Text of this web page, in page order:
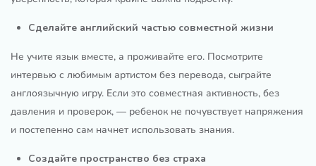
Сделайте английский частью совместной жизни
Не учите язык вместе, а проживайте его. Посмотрите
интервью с любимым артистом без перевода, сыграйте
англоязычную игру. Если это совместная активность, без
давления и проверок, — ребенок не почувствует напряжения
и постепенно сам начнет использовать знания.
Создайте пространство без страха